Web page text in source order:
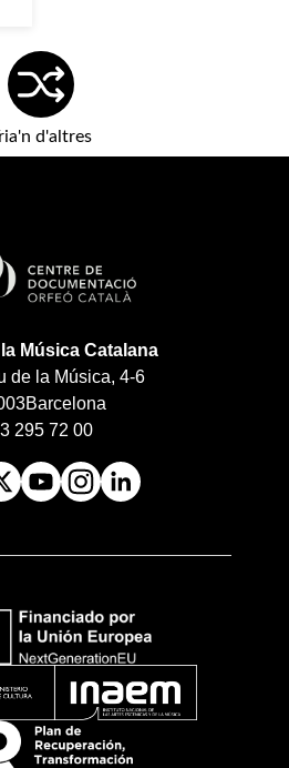
d'altres
Música Catalana
de la Música, 4-6
Barcelona
295 72 00